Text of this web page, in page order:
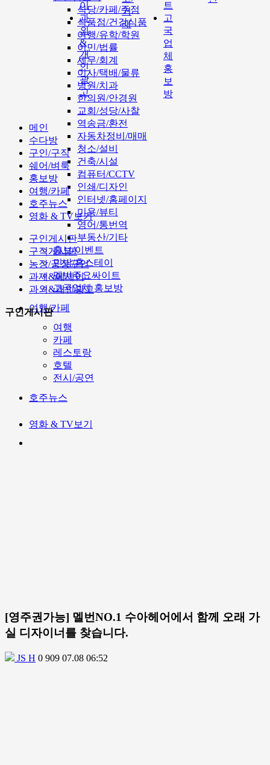
식당/카페/주점
식품점/건강식품
여행/유학/학원
이민/법률
세무/회계
이사/택배/물류
병원/치과
한의원/안경원
교회/성당/사찰
역송금/환전
자동차정비/매매
청소/설비
건축/시설
컴퓨터/CCTV
인쇄/디자인
인터넷/홈페이지
미용/뷰티
영어/통번역
부동산/기타
홍보/이벤트
민박/홈스테이
멜번주요싸이트
고국업체 홍보방
여행/카페
여행
카페
레스토랑
호텔
전시/공연
호주뉴스
영화 & TV보기
이
과
외
&
개
인
광
고
거
래
트
고
국
업
체
홍
보
방
메인
수다방
구인/구직
쉐어/벼룩
홍보방
여행/카페
호주뉴스
영화 & TV보기
구인게시판
구직게시판
농장/공장구인
과제&에세이
과외&개인광고
구인게시판
[영주권가능] 멜번NO.1 수아헤어에서 함께 오래 가
실 디자이너를 찾습니다.
JS H 0 909 07.08 06:52